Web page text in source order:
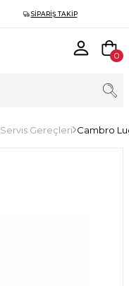
SIPARIŞ TAKIP
0
Servis Gereçleri Cambro